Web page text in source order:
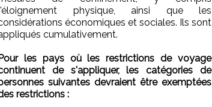
physique, ainsi que les
économiques et sociales. Ils sont
cumulativement.
les pays où les restrictions de voyage
de s'appliquer, les catégories de
suivantes devraient être exemptées
restrictions :